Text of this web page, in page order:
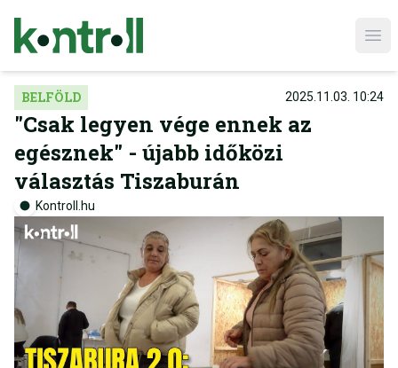
BELFÖLD 2025.11.03. 10:24
"Csak legyen vége ennek az
egésznek" - újabb időközi
választás Tiszaburán
Kontroll.hu